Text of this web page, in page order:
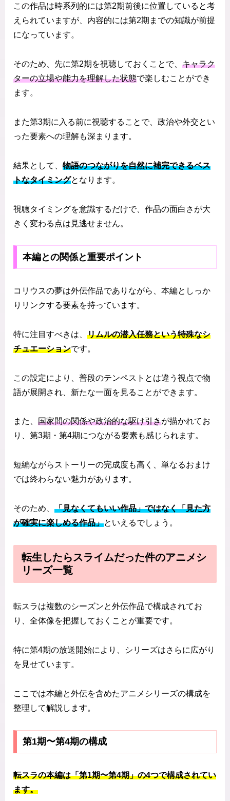
この作品は時系列的には第2期前後に位置していると考
えられていますが、内容的には第2期までの知識が前提
になっています。
そのため、先に第2期を視聴しておくことで、 キャラク
ターの立場や能力を理解した状態で楽しむことができ
ます。
また第3期に入る前に視聴することで、政治や外交とい
った要素への理解も深まります。
結果として、 物語のつながりを自然に補完できるベス
トなタイミングとなります。
視聴タイミングを意識するだけで、作品の面白さが大
きく変わる点は見逃せません。
本編との関係と重要ポイント
コリウスの夢は外伝作品でありながら、本編としっか
りリンクする要素を持っています。
特に注目すべきは、 リムルの潜入任務という特殊なシ
チュエーションです。
この設定により、普段のテンペストとは違う視点で物
語が展開され、新たな一面を見ることができます。
また、 国家間の関係や政治的な駆け引きが描かれてお
り、第3期・第4期につながる要素も感じられます。
短編ながらストーリーの完成度も高く、単なるおまけ
では終わらない魅力があります。
そのため、 「見なくてもいい作品」ではなく「見た方
が確実に楽しめる作品」といえるでしょう。
転生したらスライムだった件のアニメシ
リーズ一覧
転スラは複数のシーズンと外伝作品で構成されてお
り、全体像を把握しておくことが重要です。
特に第4期の放送開始により、シリーズはさらに広がり
を見せています。
ここでは本編と外伝を含めたアニメシリーズの構成を
整理して解説します。
第1期〜第4期の構成
転スラの本編は「第1期〜第4期」の4つで構成されてい
ます。